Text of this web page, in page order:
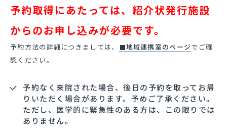
予約取得にあたっては、紹介状発行施設
からのお申し込みが必要です。
予約方法の詳細につきましては、 地域連携室のページでご確
認ください。
予約なく来院された場合、後日の予約を取ってお帰
りいただく場合があります。予めご了承ください。
ただし、医学的に緊急性のある方は、この限りでは
ありません。